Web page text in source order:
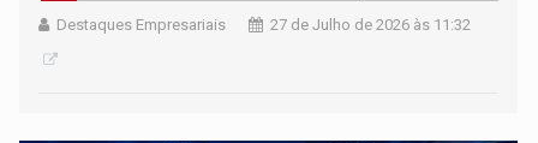
Destaques Empresariais 27 de Julho de 2026 às 11:32